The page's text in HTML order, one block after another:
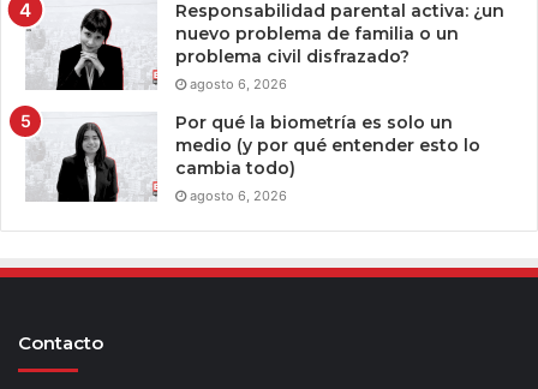
Responsabilidad parental activa: ¿un
nuevo problema de familia o un
problema civil disfrazado?
agosto 6, 2026
Por qué la biometría es solo un
medio (y por qué entender esto lo
cambia todo)
agosto 6, 2026
Contacto